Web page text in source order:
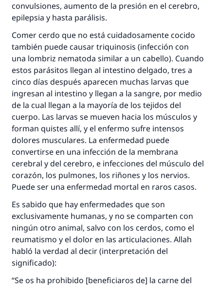
convulsiones, aumento de la presión en el cerebro,
epilepsia y hasta parálisis.
Comer cerdo que no está cuidadosamente cocido
también puede causar triquinosis (infección con
una lombriz nematoda similar a un cabello). Cuando
estos parásitos llegan al intestino delgado, tres a
cinco días después aparecen muchas larvas que
ingresan al intestino y llegan a la sangre, por medio
de la cual llegan a la mayoría de los tejidos del
cuerpo. Las larvas se mueven hacia los músculos y
forman quistes allí, y el enfermo sufre intensos
dolores musculares. La enfermedad puede
convertirse en una infección de la membrana
cerebral y del cerebro, e infecciones del músculo del
corazón, los pulmones, los riñones y los nervios.
Puede ser una enfermedad mortal en raros casos.
Es sabido que hay enfermedades que son
exclusivamente humanas, y no se comparten con
ningún otro animal, salvo con los cerdos, como el
reumatismo y el dolor en las articulaciones. Allah
habló la verdad al decir (interpretación del
significado):
“Se os ha prohibido [beneficiaros de] la carne del
La respuesta no. 110845 salvó un
Desde la Q hasta la A, su contribución ayuda a